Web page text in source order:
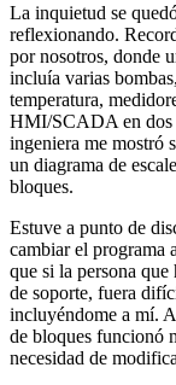
La inquietud se
reflexionando.
por nosotros, donde
incluía varias
temperatura,
HMI/SCADA en dos
ingeniera me mostró
un diagrama de
bloques.
Estuve a punto de
cambiar el programa
que si la persona
de soporte, fuera
incluyéndome a mí.
de bloques funcionó
necesidad de